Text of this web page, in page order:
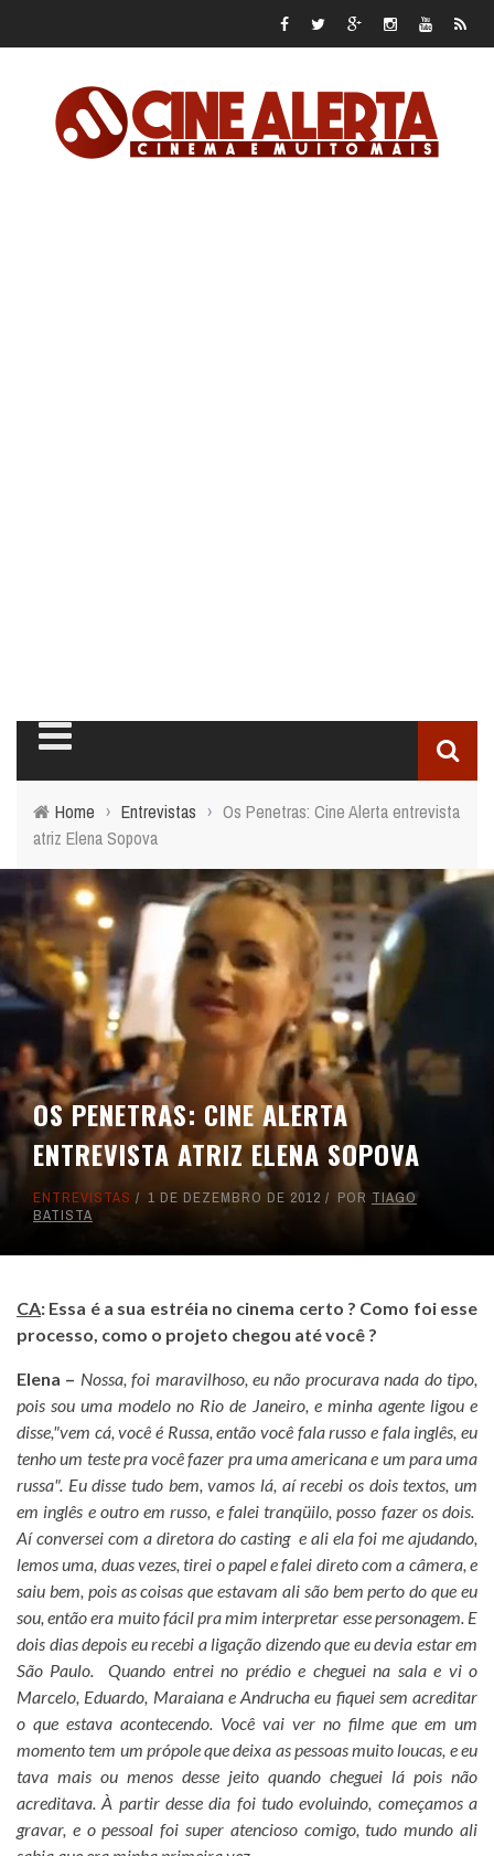
Home › Entrevistas › Os Penetras: Cine Alerta entrevista
atriz Elena Sopova
OS PENETRAS: CINE ALERTA
ENTREVISTA ATRIZ ELENA SOPOVA
ENTREVISTAS 1 DE DEZEMBRO DE 2012 POR TIAGO
BATISTA
CA: Essa é a sua estréia no cinema certo ? Como foi esse
processo, como o projeto chegou até você ?
Elena – Nossa, foi maravilhoso, eu não procurava nada do tipo,
pois sou uma modelo no Rio de Janeiro, e minha agente ligou e
disse,"vem cá, você é Russa, então você fala russo e fala inglês, eu
tenho um teste pra você fazer pra uma americana e um para uma
russa". Eu disse tudo bem, vamos lá, aí recebi os dois textos, um
em inglês e outro em russo, e falei tranqüilo, posso fazer os dois.
Aí conversei com a diretora do casting e ali ela foi me ajudando,
lemos uma, duas vezes, tirei o papel e falei direto com a câmera, e
saiu bem, pois as coisas que estavam ali são bem perto do que eu
sou, então era muito fácil pra mim interpretar esse personagem. E
dois dias depois eu recebi a ligação dizendo que eu devia estar em
São Paulo. Quando entrei no prédio e cheguei na sala e vi o
Marcelo, Eduardo, Maraiana e Andrucha eu fiquei sem acreditar
o que estava acontecendo. Você vai ver no filme que em um
momento tem um própole que deixa as pessoas muito loucas, e eu
tava mais ou menos desse jeito quando cheguei lá pois não
acreditava. À partir desse dia foi tudo evoluindo, começamos a
gravar, e o pessoal foi super atencioso comigo, tudo mundo ali